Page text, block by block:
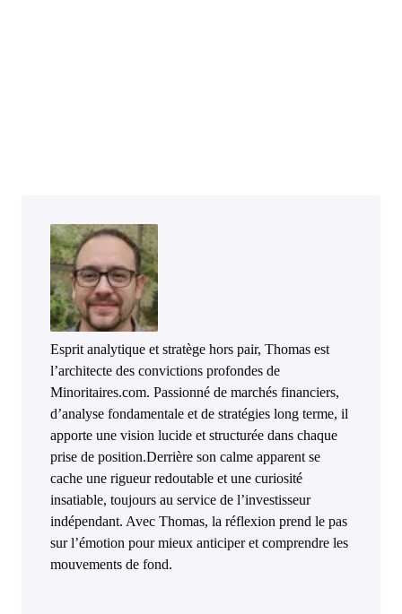
Esprit analytique et stratège hors pair, Thomas est
l’architecte des convictions profondes de
Minoritaires.com. Passionné de marchés financiers,
d’analyse fondamentale et de stratégies long terme, il
apporte une vision lucide et structurée dans chaque
prise de position.Derrière son calme apparent se
cache une rigueur redoutable et une curiosité
insatiable, toujours au service de l’investisseur
indépendant. Avec Thomas, la réflexion prend le pas
sur l’émotion pour mieux anticiper et comprendre les
mouvements de fond.